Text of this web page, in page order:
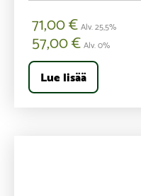
71,00€Alv. 25,5%
57,00€Alv. 0%
Lue lisää